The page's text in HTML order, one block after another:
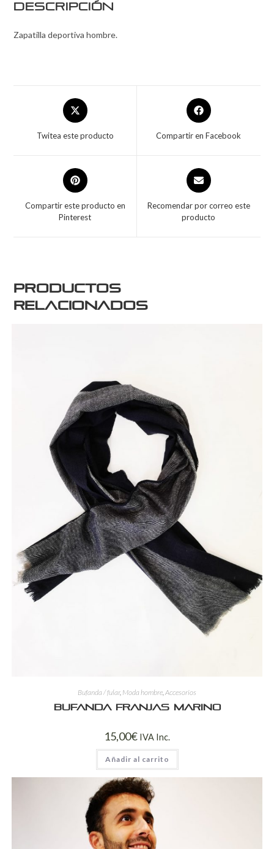
Descripción
Zapatilla deportiva hombre.
Twitea este producto Compartir en Facebook
Compartir este producto en
Pinterest
Recomendar por correo este
producto
Productos
relacionados
Bufanda / fular, Moda hombre Accesorios
Bufanda franjas marino
15,00€ IVA Inc.
Añadir al carrito